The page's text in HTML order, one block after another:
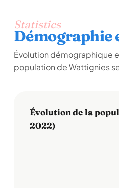
Statistics
Démographie
Évolution démographique
population de Wattignies
Évolution de la
2022)